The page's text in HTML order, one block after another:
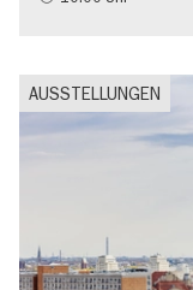
AUSSTELLUNGEN